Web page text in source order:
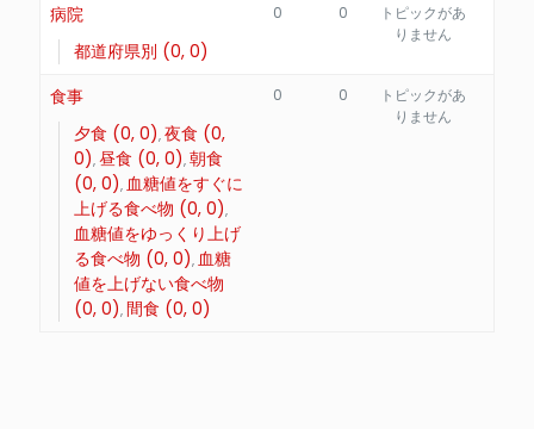
病院
都道府県別 (0, 0)
0 0
トピックがあ
りません
食事
夕食 (0, 0) 夜食 (0,
0) 昼食 (0, 0) 朝食
(0, 0) 血糖値をすぐに
上げる食べ物 (0, 0)
血糖値をゆっくり上げ
る食べ物 (0, 0) 血糖
値を上げない食べ物
(0, 0) 間食 (0, 0)
0 0
トピックがあ
りません